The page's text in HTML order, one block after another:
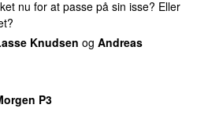
nu for at passe på sin isse? Eller
Knudsen og Andreas
P3